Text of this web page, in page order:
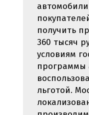
получить
360 тысяч
условиям
программы
льготой.